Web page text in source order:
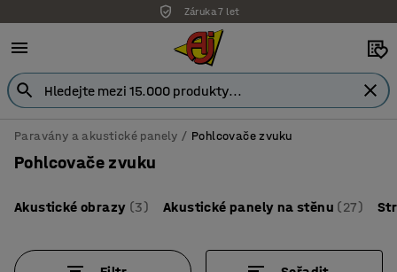
Záruka 7 let
Paravány a akustické panely Pohlcovače zvuku
Pohlcovače zvuku
Akustické obrazy (3) Akustické panely na stěnu (27)